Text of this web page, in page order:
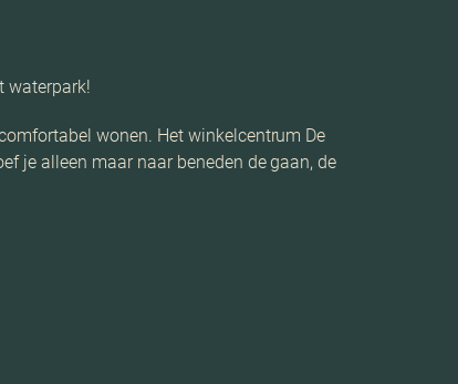
waterpark!
wonen. Het winkelcentrum De
je alleen maar naar beneden de gaan, de